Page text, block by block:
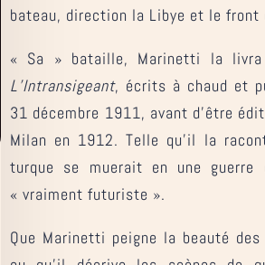
bateau, direction la Libye et le
« Sa » bataille, Marinetti la
L’Intransigeant, écrits à chaud et
31 décembre 1911, avant d’être
Milan en 1912. Telle qu’il la
turque se muerait en une
« vraiment futuriste ».
Que Marinetti peigne la beauté